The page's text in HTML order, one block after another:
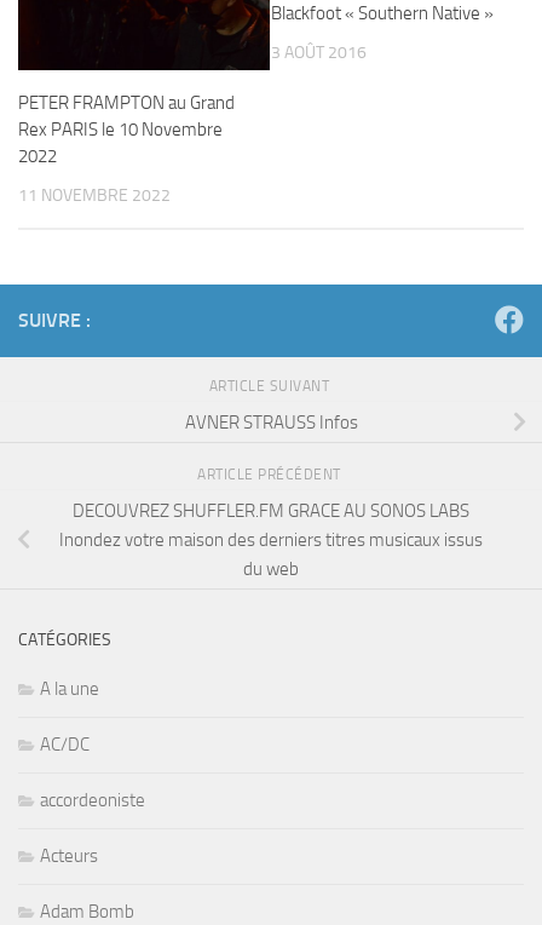
PETER FRAMPTON au Grand
Rex PARIS le 10 Novembre
2022
11 NOVEMBRE 2022
Blackfoot « Southern Native »
3 AOÛT 2016
SUIVRE :
ARTICLE SUIVANT
AVNER STRAUSS Infos
ARTICLE PRÉCÉDENT
DECOUVREZ SHUFFLER.FM GRACE AU SONOS LABS
Inondez votre maison des derniers titres musicaux issus
du web
CATÉGORIES
A la une
AC/DC
accordeoniste
Acteurs
Adam Bomb